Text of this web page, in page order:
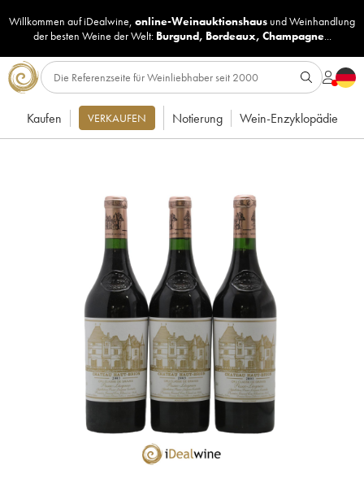
Willkommen auf iDealwine, online-Weinauktionshaus undWeinhandlung
der besten Weine der Welt: Burgund, Bordeaux, Champagne...
Kaufen VERKAUFEN Notierung Wein-Enzyklopädie